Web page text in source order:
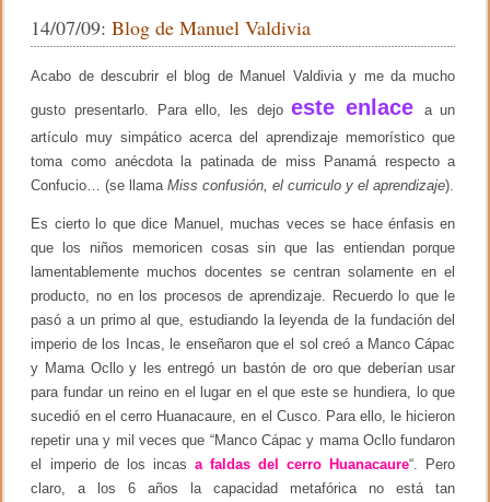
b
o
o
k
ar
tir
l
n
r
i
d
m
a
u
s
o
e
l
i
n
14/07/09:Blog de Manuel Valdivia
Acabo de descubrir el blog de Manuel Valdivia y me da mucho
gusto presentarlo. Para ello, les dejoeste enlace
a un
artículo muy simpático acerca del aprendizaje memorístico que
toma como anécdota la patinada de miss Panamá respecto a
Confucio… (se llamaMiss confusión, el curriculo y el aprendizaje).
Es cierto lo que dice Manuel, muchas veces se hace énfasis en
que los niños memoricen cosas sin que las entiendan porque
lamentablemente muchos docentes se centran solamente en el
producto, no en los procesos de aprendizaje. Recuerdo lo que le
pasó a un primo al que, estudiando la leyenda de la fundación del
imperio de los Incas, le enseñaron que el sol creó a Manco Cápac
y Mama Ocllo y les entregó un bastón de oro que deberían usar
para fundar un reino en el lugar en el que este se hundiera, lo que
sucedió en el cerro Huanacaure, en el Cusco. Para ello, le hicieron
repetir una y mil veces que “Manco Cápac y mama Ocllo fundaron
el imperio de los incas a faldas del cerro Huanacaure“. Pero
claro, a los 6 años la capacidad metafórica no está tan